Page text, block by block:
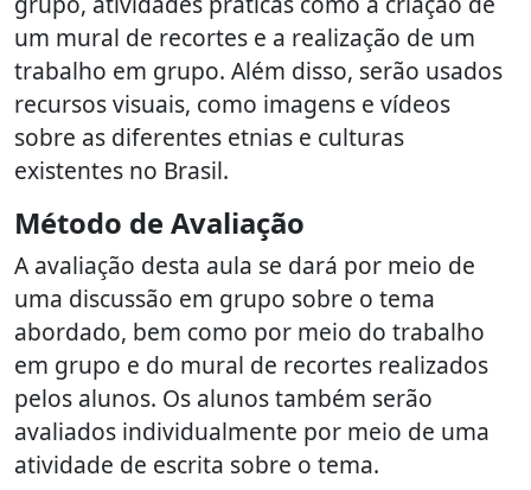
um mural de recortes e a realização de um
trabalho em grupo. Além disso, serão usados
recursos visuais, como imagens e vídeos
sobre as diferentes etnias e culturas
existentes no Brasil.
Método de Avaliação
A avaliação desta aula se dará por meio de
uma discussão em grupo sobre o tema
abordado, bem como por meio do trabalho
em grupo e do mural de recortes realizados
pelos alunos. Os alunos também serão
avaliados individualmente por meio de uma
atividade de escrita sobre o tema.